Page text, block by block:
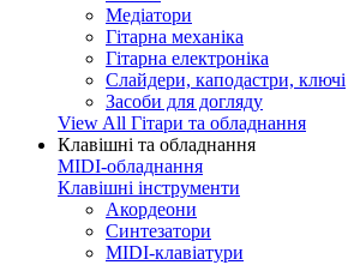
Медіатори
Гітарна механіка
Гітарна електроніка
Слайдери, каподастри, ключі
Засоби для догляду
View All Гітари та обладнання
Клавішні та обладнання
MIDI-обладнання
Клавішні інструменти
Акордеони
Синтезатори
MIDI-клавіатури